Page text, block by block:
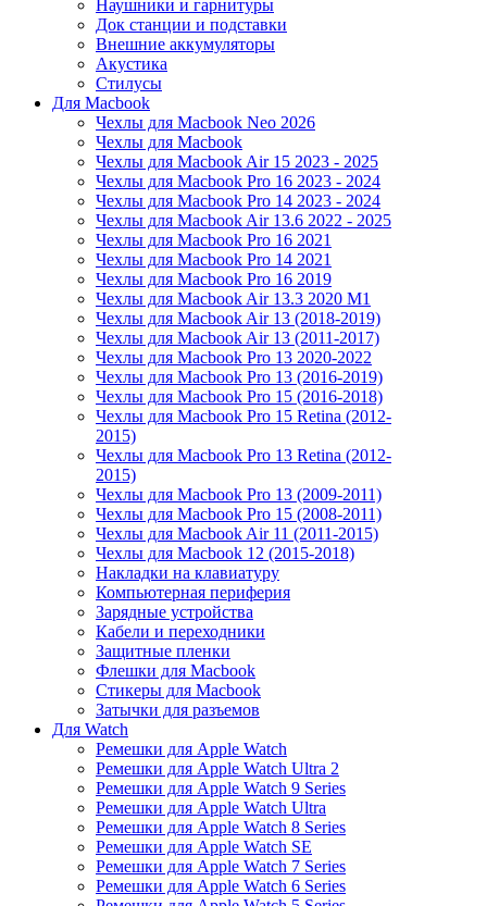
Наушники и гарнитуры
Док станции и подставки
Внешние аккумуляторы
Акустика
Стилусы
Для Macbook
Чехлы для Macbook Neo 2026
Чехлы для Macbook
Чехлы для Macbook Air 15 2023 - 2025
Чехлы для Macbook Pro 16 2023 - 2024
Чехлы для Macbook Pro 14 2023 - 2024
Чехлы для Macbook Air 13.6 2022 - 2025
Чехлы для Macbook Pro 16 2021
Чехлы для Macbook Pro 14 2021
Чехлы для Macbook Pro 16 2019
Чехлы для Macbook Air 13.3 2020 M1
Чехлы для Macbook Air 13 (2018-2019)
Чехлы для Macbook Air 13 (2011-2017)
Чехлы для Macbook Pro 13 2020-2022
Чехлы для Macbook Pro 13 (2016-2019)
Чехлы для Macbook Pro 15 (2016-2018)
Чехлы для Macbook Pro 15 Retina (2012-
2015)
Чехлы для Macbook Pro 13 Retina (2012-
2015)
Чехлы для Macbook Pro 13 (2009-2011)
Чехлы для Macbook Pro 15 (2008-2011)
Чехлы для Macbook Air 11 (2011-2015)
Чехлы для Macbook 12 (2015-2018)
Накладки на клавиатуру
Компьютерная периферия
Зарядные устройства
Кабели и переходники
Защитные пленки
Флешки для Macbook
Стикеры для Macbook
Затычки для разъемов
Для Watch
Ремешки для Apple Watch
Ремешки для Apple Watch Ultra 2
Ремешки для Apple Watch 9 Series
Ремешки для Apple Watch Ultra
Ремешки для Apple Watch 8 Series
Ремешки для Apple Watch SE
Ремешки для Apple Watch 7 Series
Ремешки для Apple Watch 6 Series